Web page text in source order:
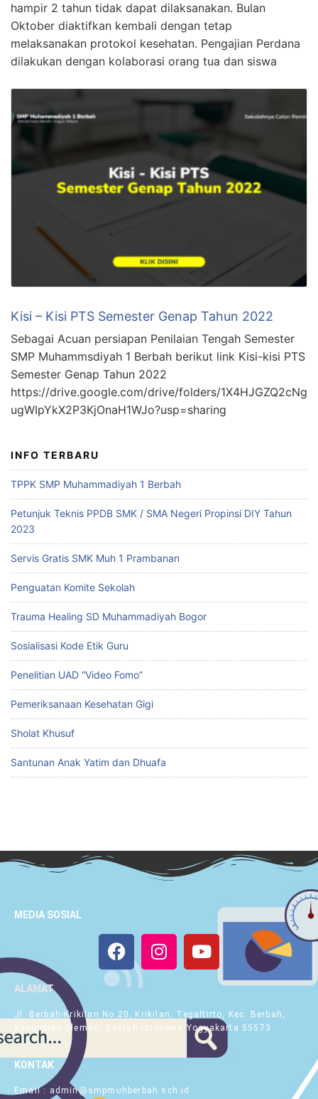
hampir 2 tahun tidak dapat dilaksanakan. Bulan
Oktober diaktifkan kembali dengan tetap
melaksanakan protokol kesehatan. Pengajian Perdana
dilakukan dengan kolaborasi orang tua dan siswa
Kisi – Kisi PTS Semester Genap Tahun 2022
Sebagai Acuan persiapan Penilaian Tengah Semester
SMP Muhammsdiyah 1 Berbah berikut link Kisi-kisi PTS
Semester Genap Tahun 2022
https://drive.google.com/drive/folders/1X4HJGZQ2cNg
ugWIpYkX2P3KjOnaH1WJo?usp=sharing
INFO TERBARU
TPPK SMP Muhammadiyah 1 Berbah
Petunjuk Teknis PPDB SMK / SMA Negeri Propinsi DIY Tahun
2023
Servis Gratis SMK Muh 1 Prambanan
Penguatan Komite Sekolah
Trauma Healing SD Muhammadiyah Bogor
Sosialisasi Kode Etik Guru
Penelitian UAD “Video Fomo”
Pemeriksanaan Kesehatan Gigi
Sholat Khusuf
Santunan Anak Yatim dan Dhuafa
MEDIA SOSIAL
ALAMAT
Jl. Berbah-Krikilan No.20, Krikilan, Tegaltirto, Kec. Berbah,
Kabupaten Sleman, Daerah Istimewa Yogyakarta 55573
KONTAK
Email : admin@smpmuhberbah.sch.id